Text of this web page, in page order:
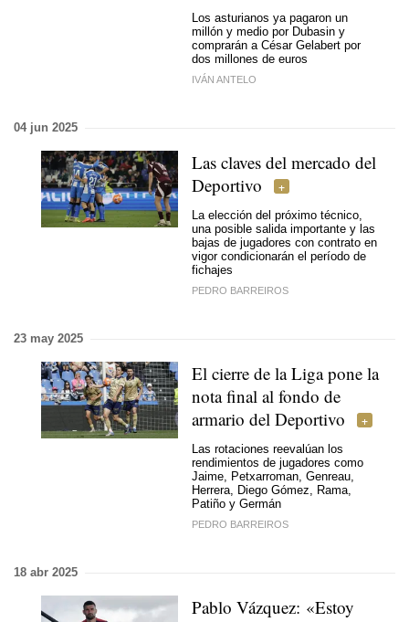
Los asturianos ya pagaron un
millón y medio por Dubasin y
comprarán a César Gelabert por
dos millones de euros
IVÁN ANTELO
04 jun 2025
Las claves del mercado del
Deportivo
La elección del próximo técnico,
una posible salida importante y las
bajas de jugadores con contrato en
vigor condicionarán el período de
fichajes
PEDRO BARREIROS
23 may 2025
El cierre de la Liga pone la
nota final al fondo de
armario del Deportivo
Las rotaciones reevalúan los
rendimientos de jugadores como
Jaime, Petxarroman, Genreau,
Herrera, Diego Gómez, Rama,
Patiño y Germán
PEDRO BARREIROS
18 abr 2025
Pablo Vázquez: «Estoy